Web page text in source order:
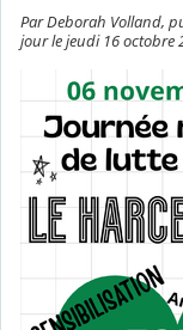
Par Deborah Volland,
jour le jeudi 16 octobre